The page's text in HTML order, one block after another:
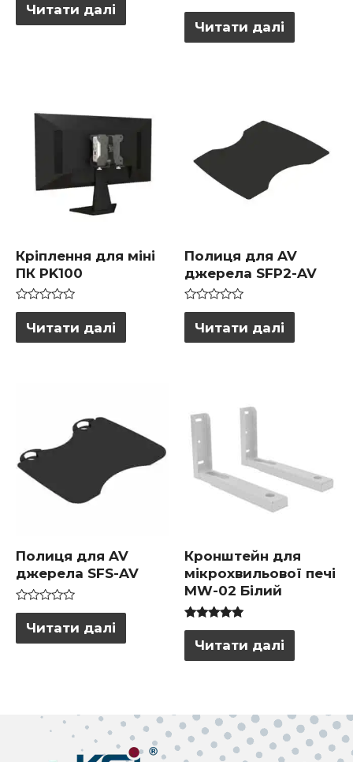
з
Читати далі
Оцінено
з
Читати далі
Кріплення для міні
ПК PK100
Оцінено
з
Читати далі
Полиця для AV
джерела SFP2-AV
Оцінено
з
Читати далі
Полиця для AV
джерела SFS-AV
Оцінено
з
Читати далі
Кронштейн для
мікрохвильової печі
MW-02 Білий
Оцінено в
5.00
з 5Читати далі